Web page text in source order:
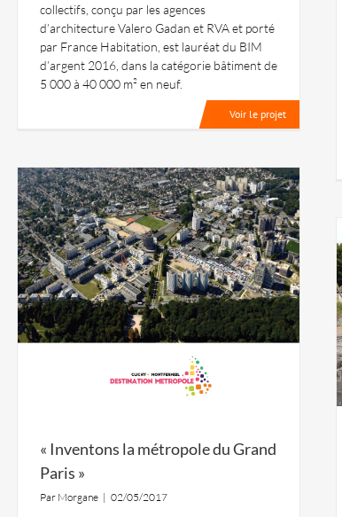
collectifs, conçu par les agences
d’architecture Valero Gadan et RVA et porté
par France Habitation, est lauréat du BIM
d’argent 2016, dans la catégorie bâtiment de
5 000 à 40 000 m² en neuf.
Voir le projet
« Inventons la métropole du Grand
Paris »
Par Morgane | 02/05/2017